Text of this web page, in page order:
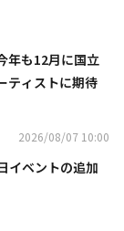
年も12月に国立
ティストに期待
2026/08/07 10:00
イベントの追加